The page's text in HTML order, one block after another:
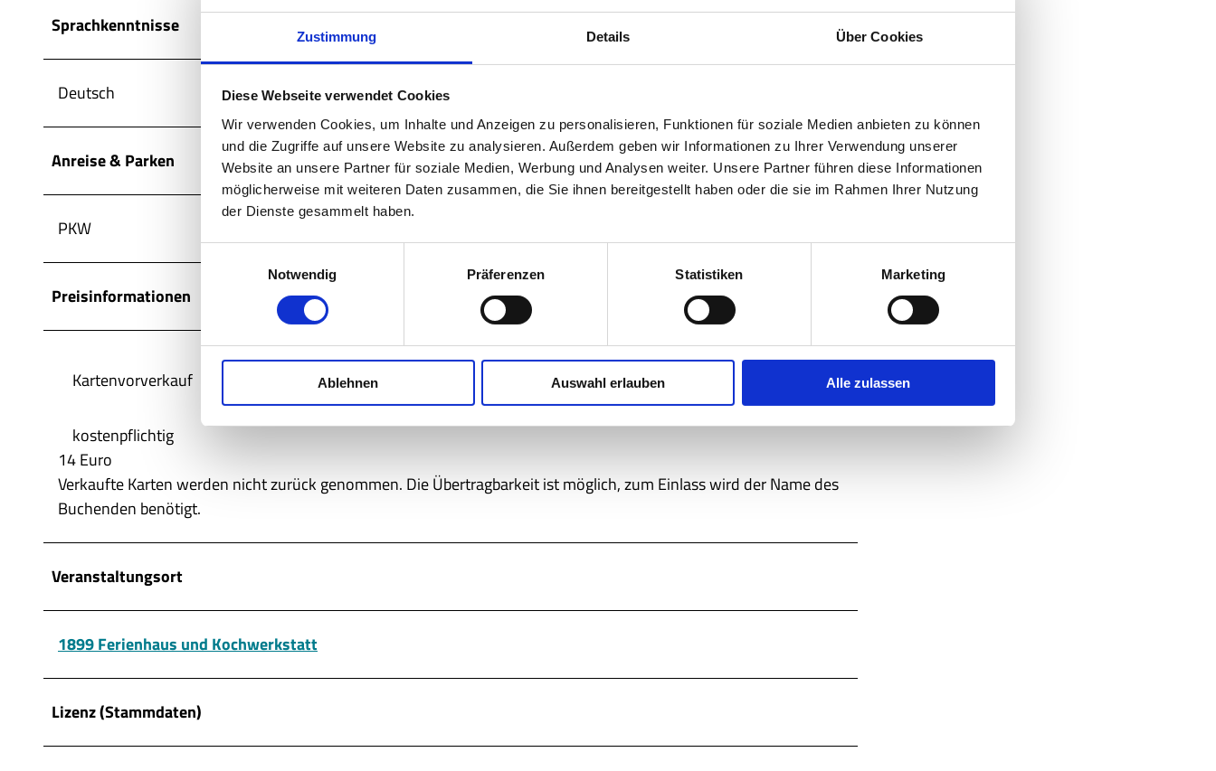
Zustimmung Details Über Cookies
Diese Webseite verwendet Cookies
Wir verwenden Cookies, um Inhalte und Anzeigen zu personalisieren, Funktionen für soziale Medien anbieten zu können
und die Zugriffe auf unsere Website zu analysieren. Außerdem geben wir Informationen zu Ihrer Verwendung unserer
Website an unsere Partner für soziale Medien, Werbung und Analysen weiter. Unsere Partner führen diese Informationen
möglicherweise mit weiteren Daten zusammen, die Sie ihnen bereitgestellt haben oder die sie im Rahmen Ihrer Nutzung
der Dienste gesammelt haben.
g
g
h
Notwendig Präferenzen Statistiken Marketing
Ablehnen Auswahl erlauben Alle zulassen
Sprachkenntnisse
Deutsch
Anreise & Parken
PKW
Preisinformationen
Kartenvorverkauf
kostenpflichtig
14 Euro
Verkaufte Karten werden nicht zurück genommen. Die Übertragbarkeit ist möglich, zum Einlass wird der Name des
Buchenden benötigt.
Veranstaltungsort
1899 Ferienhaus und Kochwerkstatt
Lizenz (Stammdaten)